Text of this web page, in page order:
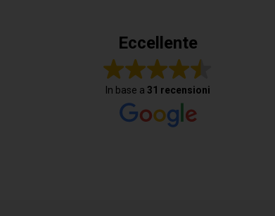
Eccellente
In base a 31 recensioni